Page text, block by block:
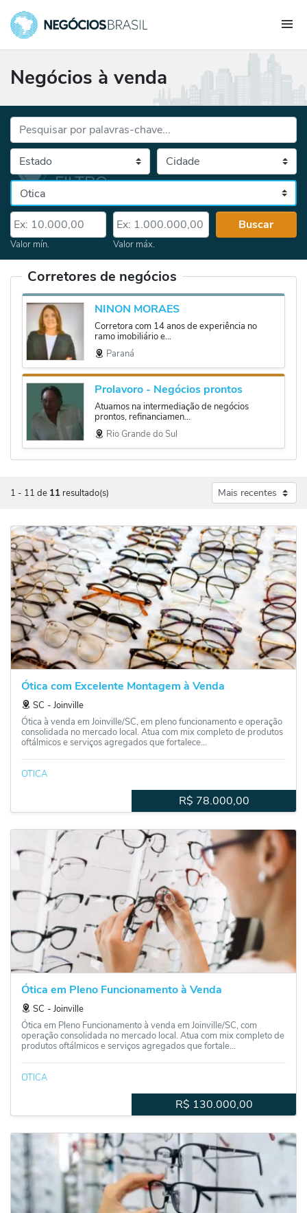
Negócios à venda
Palavras-chave...
Cidade
Selecione o estado, depois a cidade
Categoria
Valor mín.
Valor mín.
Valor máx.
Valor máx.
Buscar
Corretores de negócios
NINON MORAES
Corretora com 14 anos de experiência no
ramo imobiliário e...
Paraná
Prolavoro - Negócios prontos
Atuamos na intermediação de negócios
prontos, refinanciamen...
Rio Grande do Sul
1 - 11 de 11 resultado(s)
Ótica com Excelente Montagem à Venda
SC ‐ Joinville
Ótica à venda em Joinville/SC, em pleno funcionamento e operação
consolidada no mercado local. Atua com mix completo de produtos
oftálmicos e serviços agregados que fortalece...
OTICA
R$ 78.000,00
Ótica em Pleno Funcionamento à Venda
SC ‐ Joinville
Ótica em Pleno Funcionamento à venda em Joinville/SC, com
operação consolidada no mercado local. Atua com mix completo de
produtos oftálmicos e serviços agregados que fortale...
OTICA
R$ 130.000,00